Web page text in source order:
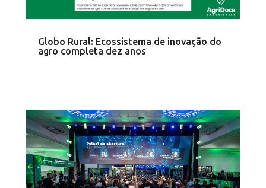
Globo Rural: Ecossistema de inovação do
agro completa dez anos